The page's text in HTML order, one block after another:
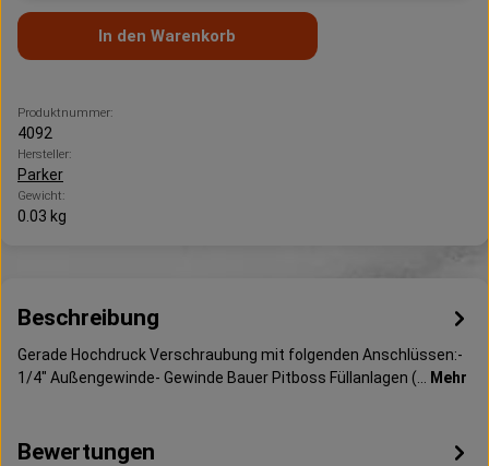
In den Warenkorb
Produktnummer:
4092
Hersteller:
Parker
Gewicht:
0.03 kg
Beschreibung
Gerade Hochdruck Verschraubung mit folgenden Anschlüssen:-
1/4" Außengewinde- Gewinde Bauer Pitboss Füllanlagen (…
Mehr
Bewertungen